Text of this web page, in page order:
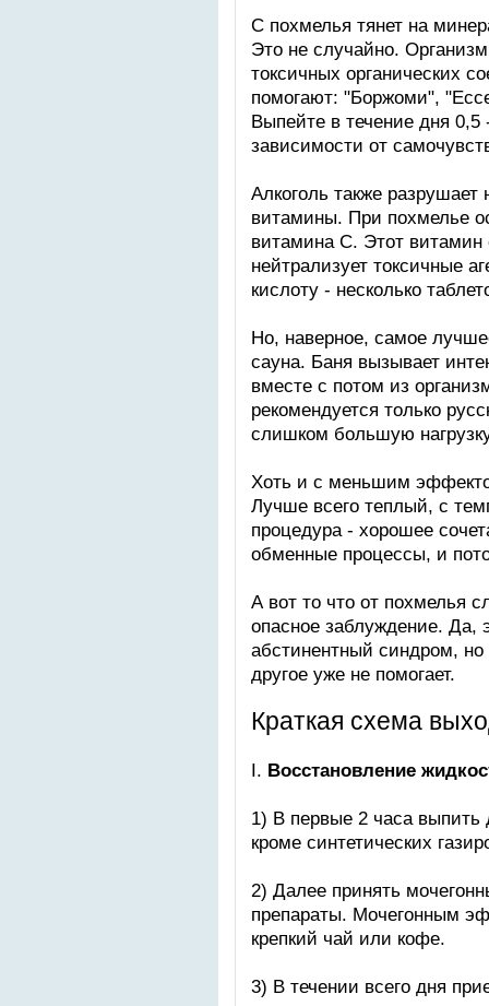
С похмелья тянет на
Это не случайно.
токсичных органических
помогают: "Боржоми",
Выпейте в течение дня
зависимости от
Алкоголь также
витамины. При похмелье
витамина С. Этот витамин
нейтрализует токсичные
кислоту - несколько
Но, наверное, самое
сауна. Баня вызывает
вместе с потом из
рекомендуется только
слишком большую
Хоть и с меньшим
Лучше всего теплый, с
процедура - хорошее
обменные процессы, и
А вот то что от похмелья
опасное заблуждение. Да,
абстинентный синдром, но
другое уже не помогает.
Краткая схема
I. Восстановление
1) В первые 2 часа
кроме синтетических
2) Далее принять
препараты. Мочегонным
крепкий чай или кофе.
3) В течении всего дня